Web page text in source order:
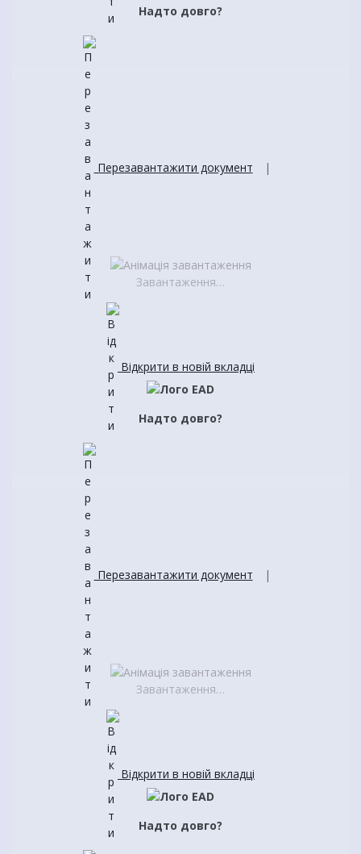
Завантаження…
Надто довго?
Перезавантажити документ |
Відкрити в новій вкладці
Завантаження…
Надто довго?
Перезавантажити документ |
Відкрити в новій вкладці
Надто довго?